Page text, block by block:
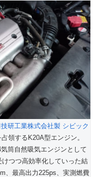
研工業株式会社製 シビック
領するK20A型エンジン。
筒自然吸気エンジンとして
つつ高効率化していった結
、最高出力225ps、実測燃費